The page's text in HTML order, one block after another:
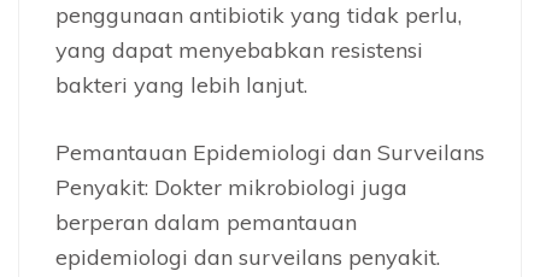
penggunaan antibiotik yang tidak perlu,
yang dapat menyebabkan resistensi
bakteri yang lebih lanjut.
Pemantauan Epidemiologi dan Surveilans
Penyakit: Dokter mikrobiologi juga
berperan dalam pemantauan
epidemiologi dan surveilans penyakit.